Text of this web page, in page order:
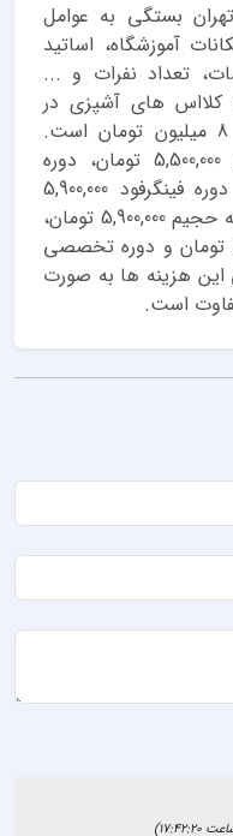
بستگی به عوامل
آموزشگاه، اساتید
تعداد نفرات و ...
کلااس های آشپزی در
تهران بین 4 میلیون تومان الی 8 میلیون تومان است.
هزینه دوره سوسیس و کالباس 5,500,000 تومان، دوره
تخصصی پیتزا 8,500,000 تومان، دوره فینگرفود 5,900,000
تومان، دوره نان های حجیم و نیمه حجیم 5,900,000 تومان،
دوره سوسیس و کالباس 5,500,000 تومان و دوره تخصصی
تمامی این هزینه ها به صورت
است.